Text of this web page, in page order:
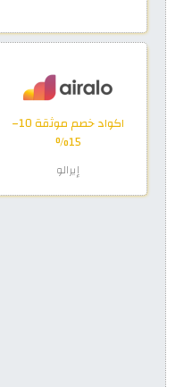
اكواد خصم موثقة 10–
15%
إيرالو